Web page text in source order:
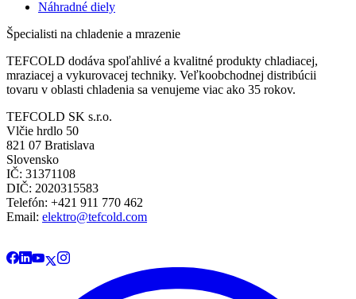
Náhradné diely
Špecialisti na chladenie a mrazenie
TEFCOLD dodáva spoľahlivé a kvalitné produkty chladiacej,
mraziacej a vykurovacej techniky. Veľkoobchodnej distribúcii
tovaru v oblasti chladenia sa venujeme viac ako 35 rokov.
TEFCOLD SK s.r.o.
Vlčie hrdlo 50
821 07 Bratislava
Slovensko
IČ: 31371108
DIČ: 2020315583
Telefón: +421 911 770 462
Email: elektro@tefcold.com